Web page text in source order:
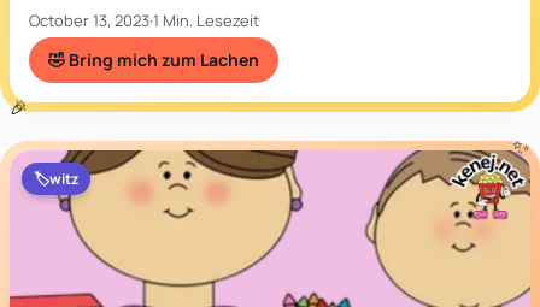
October 13, 2023·1 Min. Lesezeit
🤣 Bring mich zum Lachen
🏷️witz